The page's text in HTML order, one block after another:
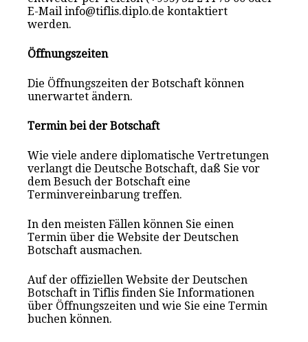
E-Mail info@tiflis.diplo.de kontaktiert
werden.
Öffnungszeiten
Die Öffnungszeiten der Botschaft können
unerwartet ändern.
Termin bei der Botschaft
Wie viele andere diplomatische Vertretungen
verlangt die Deutsche Botschaft, daß Sie vor
dem Besuch der Botschaft eine
Terminvereinbarung treffen.
In den meisten Fällen können Sie einen
Termin über die Website der Deutschen
Botschaft ausmachen.
Auf der offiziellen Website der Deutschen
Botschaft in Tiflis finden Sie Informationen
über Öffnungszeiten und wie Sie eine Termin
buchen können.